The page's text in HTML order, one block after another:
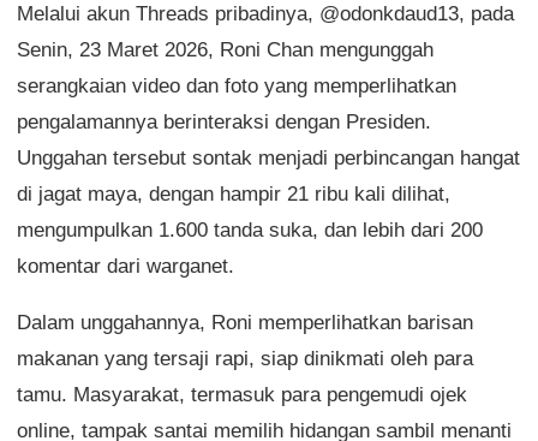
Melalui akun Threads pribadinya, @odonkdaud13, pada
Senin, 23 Maret 2026, Roni Chan mengunggah
serangkaian video dan foto yang memperlihatkan
pengalamannya berinteraksi dengan Presiden.
Unggahan tersebut sontak menjadi perbincangan hangat
di jagat maya, dengan hampir 21 ribu kali dilihat,
mengumpulkan 1.600 tanda suka, dan lebih dari 200
komentar dari warganet.
Dalam unggahannya, Roni memperlihatkan barisan
makanan yang tersaji rapi, siap dinikmati oleh para
tamu. Masyarakat, termasuk para pengemudi ojek
online, tampak santai memilih hidangan sambil menanti